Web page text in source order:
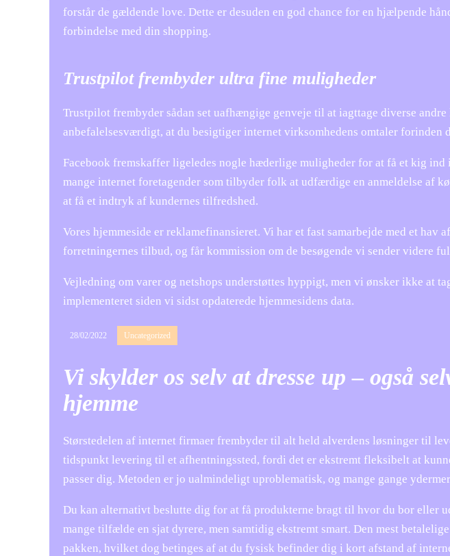
forstår de gældende love. Dette er desuden en god chance for en hjælpende
forbindelse med din shopping.
Trustpilot frembyder ultra fine muligheder
Trustpilot frembyder sådan set uafhængige genveje til at iagttage diverse
anbefalelsesværdigt, at du besigtiger internet virksomhedens omtaler forinden
Facebook fremskaffer ligeledes nogle hæderlige muligheder for at få et kig ind
mange internet foretagender som tilbyder folk at udfærdige en anmeldelse af
at få et indtryk af kundernes tilfredshed.
Vores hjemmeside er reklamefinansieret. Vi har et fast samarbejde med et
forretningernes tilbud, og får kommission om de besøgende vi sender videre
Vejledning om varer og netshops understøttes hyppigt, men vi ønsker ikke at
implementeret siden vi sidst opdaterede hjemmesidens data.
28/02/2022 Uncategorized
Vi skylder os selv at dresse up – også
hjemme
Størstedelen af internet firmaer frembyder til alt held alverdens løsninger til
tidspunkt levering til et afhentningssted, fordi det er ekstremt fleksibelt at
passer dig. Metoden er jo ualmindeligt uproblematisk, og mange gange
Du kan alternativt beslutte dig for at få produkterne bragt til hvor du bor eller
mange tilfælde en sjat dyrere, men samtidig ekstremt smart. Den mest
pakken, hvilket dog betinges af at du fysisk befinder dig i kort afstand af